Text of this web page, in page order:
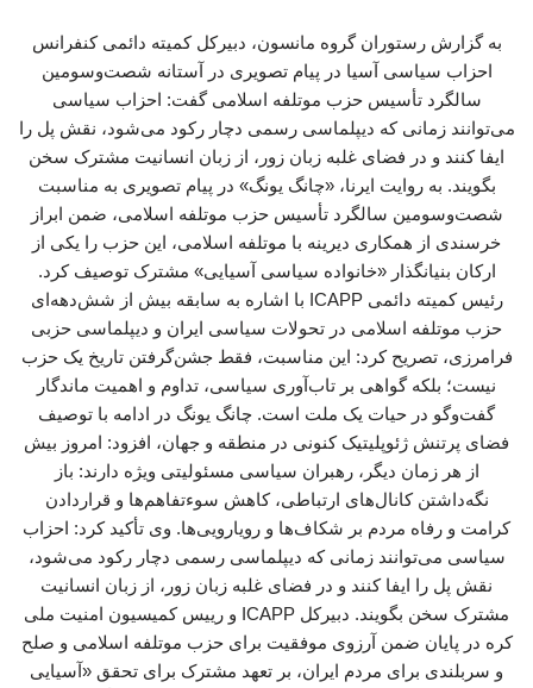
به گزارش رستوران گروه مانسون، دبیرکل کمیته دائمی کنفرانس
احزاب سیاسی آسیا در پیام تصویری در آستانه شصت‌وسومین
سالگرد تأسیس حزب موتلفه اسلامی گفت: احزاب سیاسی
می‌توانند زمانی که دیپلماسی رسمی دچار رکود می‌شود، نقش پل را
ایفا کنند و در فضای غلبه زبان زور، از زبان انسانیت مشترک سخن
بگویند. به روایت ایرنا، «چانگ یونگ» در پیام تصویری به مناسبت
شصت‌وسومین سالگرد تأسیس حزب موتلفه اسلامی، ضمن ابراز
خرسندی از همکاری دیرینه با موتلفه اسلامی، این حزب را یکی از
ارکان بنیانگذار «خانواده سیاسی آسیایی» مشترک توصیف کرد.
رئیس کمیته دائمی ICAPP با اشاره به سابقه بیش از شش‌دهه‌ای
حزب موتلفه اسلامی در تحولات سیاسی ایران و دیپلماسی حزبی
فرامرزی، تصریح کرد: این مناسبت، فقط جشن‌گرفتن تاریخ یک حزب
نیست؛ بلکه گواهی بر تاب‌آوری سیاسی، تداوم و اهمیت ماندگار
گفت‌وگو در حیات یک ملت است. چانگ یونگ در ادامه با توصیف
فضای پرتنش ژئوپلیتیک کنونی در منطقه و جهان، افزود: امروز بیش
از هر زمان دیگر، رهبران سیاسی مسئولیتی ویژه دارند: باز
نگه‌داشتن کانال‌های ارتباطی، کاهش سوءتفاهم‌ها و قراردادن
کرامت و رفاه مردم بر شکاف‌ها و رویارویی‌ها. وی تأکید کرد: احزاب
سیاسی می‌توانند زمانی که دیپلماسی رسمی دچار رکود می‌شود،
نقش پل را ایفا کنند و در فضای غلبه زبان زور، از زبان انسانیت
مشترک سخن بگویند. دبیرکل ICAPP و رییس کمیسیون امنیت ملی
کره در پایان ضمن آرزوی موفقیت برای حزب موتلفه اسلامی و صلح
و سربلندی برای مردم ایران، بر تعهد مشترک برای تحقق «آسیایی